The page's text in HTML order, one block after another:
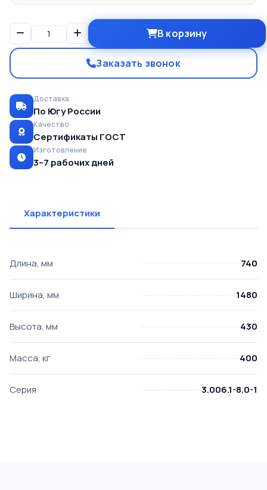
В корзину
Заказать звонок
Доставка
По Югу России
Качество
Сертификаты ГОСТ
Изготовление
3–7 рабочих дней
Характеристики
Длина, мм 740
Ширина, мм 1480
Высота, мм 430
Масса, кг 400
Серия 3.006.1-8.0-1